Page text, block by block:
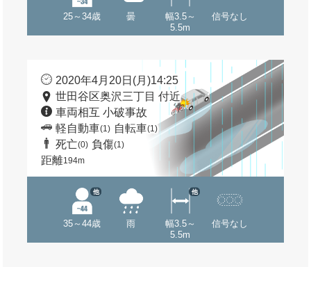
25～34歳 曇
幅3.5～
5.5m
信号なし
2020年4月20日(月)14:25
世田谷区奥沢三丁目 付近
車両相互 小破事故
軽自動車(1) 自転車(1)
死亡(0) 負傷(1)
距離194m
35～44歳
他
雨
幅3.5～
5.5m
他
信号なし